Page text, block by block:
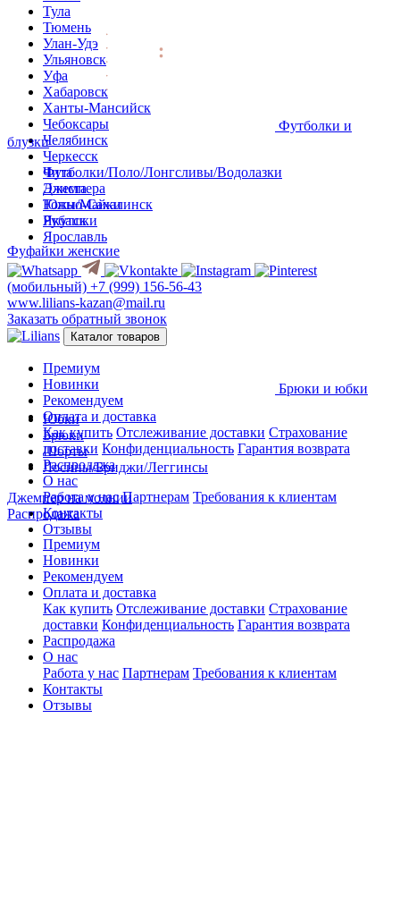
Тула
Тюмень
Улан-Удэ
Ульяновск
Уфа
Хабаровск
Ханты-Мансийск
Чебоксары
Челябинск
Черкесск
Чита
Элиста
Южно-Сахалинск
Якутск
Ярославль
(мобильный) +7 (999) 156-56-43
www.lilians-kazan@mail.ru
Заказать обратный звонок
Каталог товаров
Премиум
Новинки
Рекомендуем
Оплата и доставка
Как купить Отслеживание доставки Страхование
доставки Конфиденциальность Гарантия возврата
Распродажа
О нас
Работа у нас Партнерам Требования к клиентам
Контакты
Отзывы
Футболки и
блузки
Футболки/Поло/Лонгсливы/Водолазки
Джемпера
Топы/Майки
Рубашки
Фуфайки женские
Брюки и юбки
Юбки
Брюки
Шорты
Лосины/Бриджи/Леггинсы
Джемпер на молнии
Распродажа
Премиум
Новинки
Рекомендуем
Оплата и доставка
Как купить Отслеживание доставки Страхование
доставки Конфиденциальность Гарантия возврата
Распродажа
О нас
Работа у нас Партнерам Требования к клиентам
Контакты
Отзывы